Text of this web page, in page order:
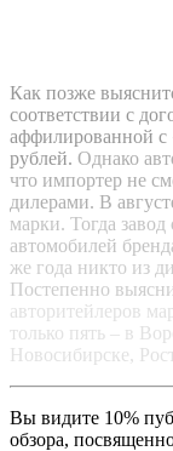
Как позже
соответствии с
аффилированной
рублей. Однако
что импортер не
дилерами. В
марки. Тогда
автомобилей
же года никто из
Постепенно
авторитейлеров
только пять – в
Новосибирске,
Вы видите 10%
обзора,